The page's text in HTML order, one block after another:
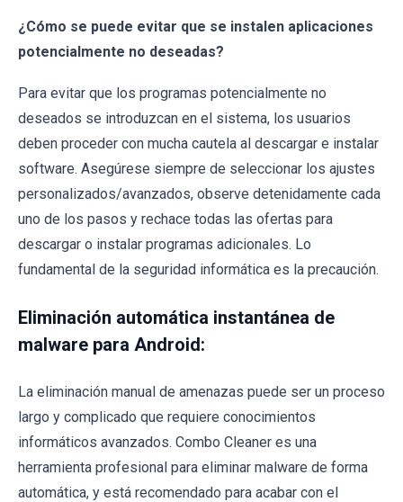
¿Cómo se puede evitar que se instalen aplicaciones
potencialmente no deseadas?
Para evitar que los programas potencialmente no
deseados se introduzcan en el sistema, los usuarios
deben proceder con mucha cautela al descargar e instalar
software. Asegúrese siempre de seleccionar los ajustes
personalizados/avanzados, observe detenidamente cada
uno de los pasos y rechace todas las ofertas para
descargar o instalar programas adicionales. Lo
fundamental de la seguridad informática es la precaución.
Eliminación automática instantánea de
malware para Android:
La eliminación manual de amenazas puede ser un proceso
largo y complicado que requiere conocimientos
informáticos avanzados. Combo Cleaner es una
herramienta profesional para eliminar malware de forma
automática, y está recomendado para acabar con el